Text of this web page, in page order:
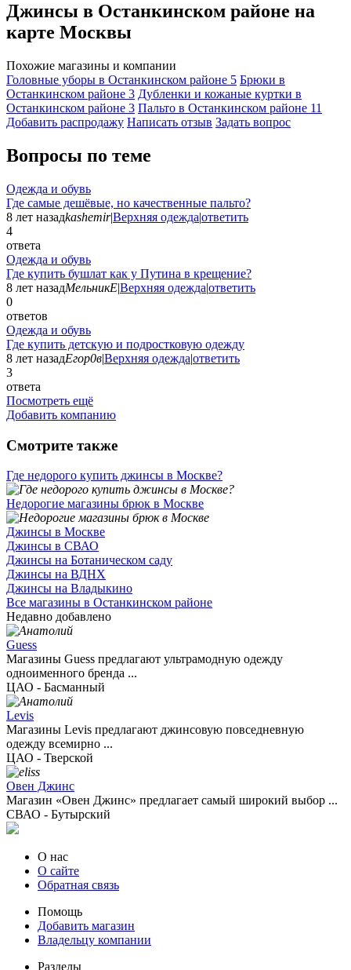
Джинсы в Останкинском районе на
карте Москвы
Похожие магазины и компании
Головные уборы в Останкинском районе 5 Брюки в
Останкинском районе 3 Дубленки и кожаные куртки в
Останкинском районе 3 Пальто в Останкинском районе 11
Добавить раcпродажу Написать отзыв Задать вопрос
Вопросы по теме
Одежда и обувь
Где самые дешёвые, но качественные пальто?
8 лет назадkashemir|Верхняя одежда|ответить
4
ответа
Одежда и обувь
Где купить бушлат как у Путина в крещение?
8 лет назадМельникЕ|Верхняя одежда|ответить
0
ответов
Одежда и обувь
Где купить детскую и подростковую одежду
8 лет назадЕгор0в|Верхняя одежда|ответить
3
ответа
Посмотреть ещё
Добавить компанию
Смотрите также
Где недорого купить джинсы в Москве?
Недорогие магазины брюк в Москве
Джинсы в Москве
Джинсы в СВАО
Джинсы на Ботаническом саду
Джинсы на ВДНХ
Джинсы на Владыкино
Все магазины в Останкинском районе
Недавно добавлено
Guess
Магазины Guess предлагают ультрамодную одежду
одноименного бренда ...
ЦАО - Басманный
Levis
Магазины Levis предлагают джинсовую повседневную
одежду всемирно ...
ЦАО - Тверской
Овен Джинс
Магазин «Овен Джинс» предлагает самый широкий выбор ...
СВАО - Бутырский
О нас
О сайте
Обратная связь
Помощь
Добавить магазин
Владельцу компании
Разделы